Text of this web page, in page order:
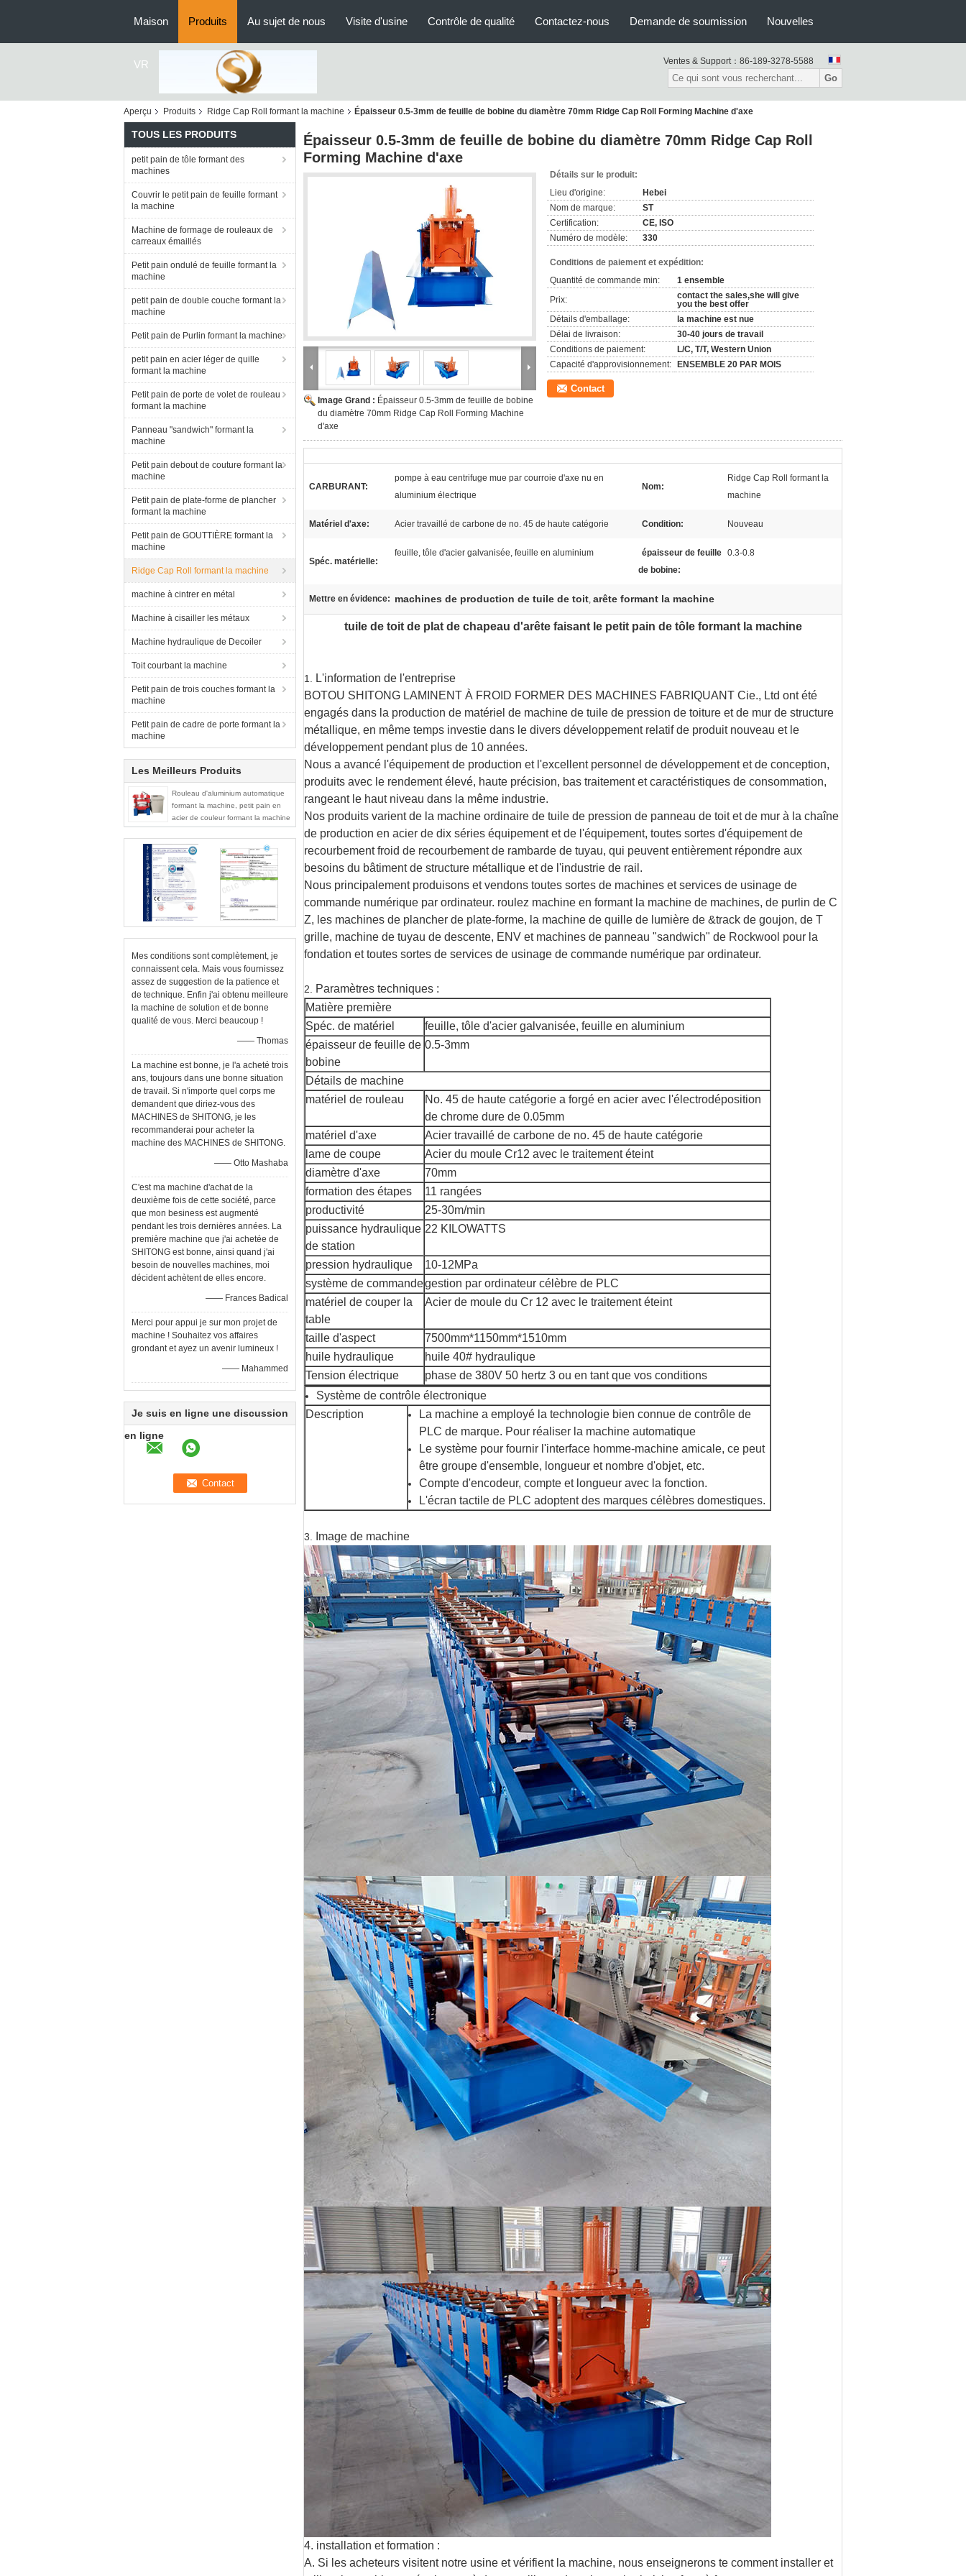
Maison Produits Au sujet de nous Visite d'usine Contrôle de qualité Contactez-nous Demande de soumission Nouvelles
VR Ventes & Support： 86-189-3278-5588
Go
Aperçu Produits Ridge Cap Roll formant la machine Épaisseur 0.5-3mm de feuille de bobine du diamètre 70mm Ridge Cap Roll Forming Machine d'axe
TOUS LES PRODUITS
petit pain de tôle formant des
machines
Couvrir le petit pain de feuille formant
la machine
Machine de formage de rouleaux de
carreaux émaillés
Petit pain ondulé de feuille formant la
machine
petit pain de double couche formant la
machine
Petit pain de Purlin formant la machine
petit pain en acier léger de quille
formant la machine
Petit pain de porte de volet de rouleau
formant la machine
Panneau "sandwich" formant la
machine
Petit pain debout de couture formant la
machine
Petit pain de plate-forme de plancher
formant la machine
Petit pain de GOUTTIÈRE formant la
machine
Ridge Cap Roll formant la machine
machine à cintrer en métal
Machine à cisailler les métaux
Machine hydraulique de Decoiler
Toit courbant la machine
Petit pain de trois couches formant la
machine
Petit pain de cadre de porte formant la
machine
Les Meilleurs Produits
Rouleau d'aluminium automatique
formant la machine, petit pain en
acier de couleur formant la machine
Mes conditions sont complètement, je
connaissent cela. Mais vous fournissez
assez de suggestion de la patience et
de technique. Enfin j'ai obtenu meilleure
la machine de solution et de bonne
qualité de vous. Merci beaucoup !
—— Thomas
La machine est bonne, je l'a acheté trois
ans, toujours dans une bonne situation
de travail. Si n'importe quel corps me
demandent que diriez-vous des
MACHINES de SHITONG, je les
recommanderai pour acheter la
machine des MACHINES de SHITONG.
—— Otto Mashaba
C'est ma machine d'achat de la
deuxième fois de cette société, parce
que mon besiness est augmenté
pendant les trois dernières années. La
première machine que j'ai achetée de
SHITONG est bonne, ainsi quand j'ai
besoin de nouvelles machines, moi
décident achètent de elles encore.
—— Frances Badical
Merci pour appui je sur mon projet de
machine ! Souhaitez vos affaires
grondant et ayez un avenir lumineux !
—— Mahammed
Je suis en ligne une discussion
en ligne
Épaisseur 0.5-3mm de feuille de bobine du diamètre 70mm Ridge Cap Roll
Forming Machine d'axe
Image Grand : Épaisseur 0.5-3mm de feuille de bobine
du diamètre 70mm Ridge Cap Roll Forming Machine
d'axe
Détails sur le produit:
Lieu d'origine:
Hebei
Nom de marque:
ST
Certification:
CE, ISO
Numéro de modèle:
330
Conditions de paiement et expédition:
Quantité de commande min:
1 ensemble
Prix:
contact the sales,she will give
you the best offer
Détails d'emballage:
la machine est nue
Délai de livraison:
30-40 jours de travail
Conditions de paiement:
L/C, T/T, Western Union
Capacité d'approvisionnement:
ENSEMBLE 20 PAR MOIS
Contact
CARBURANT:
pompe à eau centrifuge mue par courroie d'axe nu en
aluminium électrique
Nom:
Ridge Cap Roll formant la
machine
Matériel d'axe: Acier travaillé de carbone de no. 45 de haute catégorie Condition: Nouveau
Spéc. matérielle:
feuille, tôle d'acier galvanisée, feuille en aluminium
épaisseur de feuille
de bobine:
0.3-0.8
Mettre en évidence: machines de production de tuile de toit, arête formant la machine
tuile de toit de plat de chapeau d'arête faisant le petit pain de tôle formant la machine
1.
L'information de l'entreprise
BOTOU SHITONG LAMINENT À FROID FORMER DES MACHINES FABRIQUANT Cie., Ltd ont été
engagés dans la production de matériel de machine de tuile de pression de toiture et de mur de structure
métallique, en même temps investie dans le divers développement relatif de produit nouveau et le
développement pendant plus de 10 années.
Nous a avancé l'équipement de production et l'excellent personnel de développement et de conception,
produits avec le rendement élevé, haute précision, bas traitement et caractéristiques de consommation,
rangeant le haut niveau dans la même industrie.
Nos produits varient de la machine ordinaire de tuile de pression de panneau de toit et de mur à la chaîne
de production en acier de dix séries équipement et de l'équipement, toutes sortes d'équipement de
recourbement froid de recourbement de rambarde de tuyau, qui peuvent entièrement répondre aux
besoins du bâtiment de structure métallique et de l'industrie de rail.
Nous principalement produisons et vendons toutes sortes de machines et services de usinage de
commande numérique par ordinateur. roulez machine en formant la machine de machines, de purlin de C
Z, les machines de plancher de plate-forme, la machine de quille de lumière de &track de goujon, de T
grille, machine de tuyau de descente, ENV et machines de panneau "sandwich" de Rockwool pour la
fondation et toutes sortes de services de usinage de commande numérique par ordinateur.
2.
Paramètres techniques :
Matière première
Spéc. de matériel
feuille, tôle d'acier galvanisée, feuille en aluminium
épaisseur de feuille de
bobine
0.5-3mm
Détails de machine
matériel de rouleau
No. 45 de haute catégorie a forgé en acier avec l'électrodéposition
de chrome dure de 0.05mm
matériel d'axe
Acier travaillé de carbone de no. 45 de haute catégorie
lame de coupe
Acier du moule Cr12 avec le traitement éteint
diamètre d'axe
70mm
formation des étapes
11 rangées
productivité
25-30m/min
puissance hydraulique
de station
22 KILOWATTS
pression hydraulique
10-12MPa
système de commandegestion par ordinateur célèbre de PLC
matériel de couper la
table
Acier de moule du Cr 12 avec le traitement éteint
taille d'aspect
7500mm*1150mm*1510mm
huile hydraulique
huile 40# hydraulique
Tension électrique
phase de 380V 50 hertz 3 ou en tant que vos conditions
Système de contrôle électronique
Description
La machine a employé la technologie bien connue de contrôle de
PLC de marque. Pour réaliser la machine automatique
Le système pour fournir l'interface homme-machine amicale, ce peut
être groupe d'ensemble, longueur et nombre d'objet, etc.
Compte d'encodeur, compte et longueur avec la fonction.
L'écran tactile de PLC adoptent des marques célèbres domestiques.
3. Image de machine
4. installation et formation :
A. Si les acheteurs visitent notre usine et vérifient la machine, nous enseignerons te comment installer et